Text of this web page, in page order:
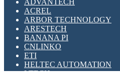
ACREL
ARBOR TECHNOLOGY
ARESTECH
BANANA PI
CNLINKO
ETI
HELTEC AUTOMATION
LTECH